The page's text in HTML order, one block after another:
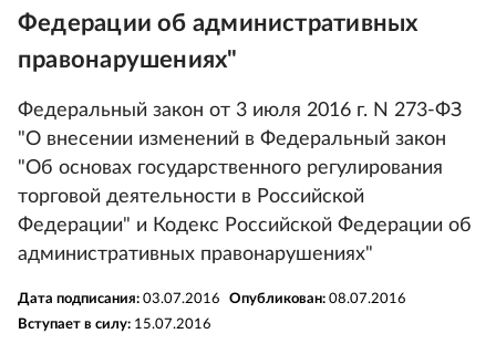
Федерации об административных
правонарушениях"
Федеральный закон от 3 июля 2016 г. N 273-ФЗ
"О внесении изменений в Федеральный закон
"Об основах государственного регулирования
торговой деятельности в Российской
Федерации" и Кодекс Российской Федерации об
административных правонарушениях"
Дата подписания: 03.07.2016 Опубликован: 08.07.2016
Вступает в силу: 15.07.2016